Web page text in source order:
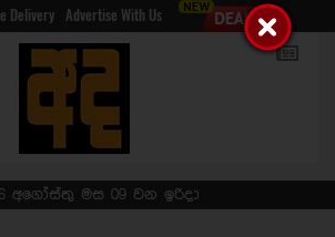
Delivery Advertise With Us
අගෝස්තු මස 09 වන ඉරිදා